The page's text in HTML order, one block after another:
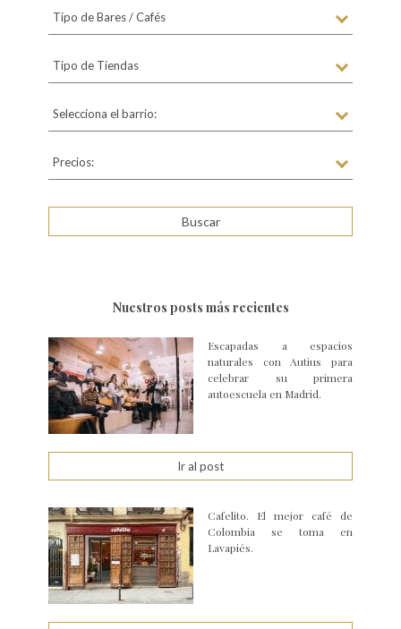
Tipo de Bares / Cafés
Tipo de Tiendas
Selecciona el barrio:
Precios:
Nuestros posts más recientes
Escapadas a espacios
naturales con Autius para
celebrar su primera
autoescuela en Madrid.
Ir al post
Cafelito. El mejor café de
Colombia se toma en
Lavapiés.